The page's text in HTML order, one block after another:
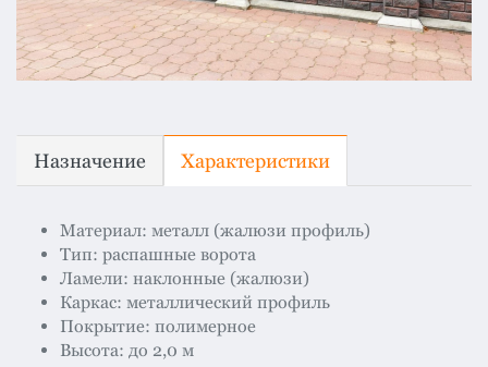
Назначение Характеристики
Материал: металл (жалюзи профиль)
Тип: распашные ворота
Ламели: наклонные (жалюзи)
Каркас: металлический профиль
Покрытие: полимерное
Высота: до 2,0 м